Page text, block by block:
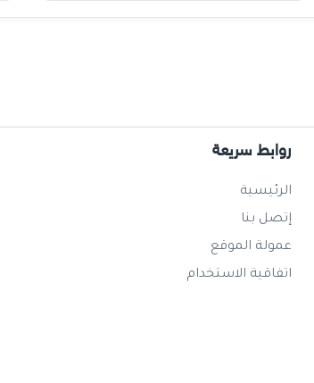
روابط سريعة
الرئيسية
إتصل بنا
عمولة الموقع
اتفاقية الاستخدام